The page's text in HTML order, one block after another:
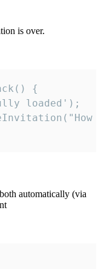
is over.
{
loaded');
automatically (via